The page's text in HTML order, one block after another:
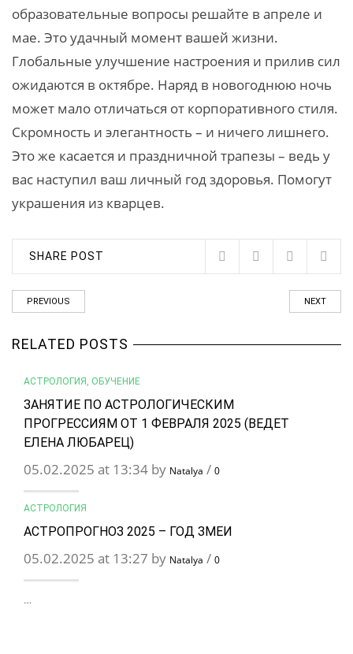
образовательные вопросы решайте в апреле и
мае. Это удачный момент вашей жизни.
Глобальные улучшение настроения и прилив сил
ожидаются в октябре. Наряд в новогоднюю ночь
может мало отличаться от корпоративного стиля.
Скромность и элегантность – и ничего лишнего.
Это же касается и праздничной трапезы – ведь у
вас наступил ваш личный год здоровья. Помогут
украшения из кварцев.
SHARE POST
PREVIOUS NEXT
RELATED POSTS
АСТРОЛОГИЯ , ОБУЧЕНИЕ
ЗАНЯТИЕ ПО АСТРОЛОГИЧЕСКИМ
ПРОГРЕССИЯМ ОТ 1 ФЕВРАЛЯ 2025 (ВЕДЕТ
ЕЛЕНА ЛЮБАРЕЦ)
05.02.2025 at 13:34 by Natalya / 0
АСТРОЛОГИЯ
АСТРОПРОГНОЗ 2025 – ГОД ЗМЕИ
05.02.2025 at 13:27 by Natalya / 0
…